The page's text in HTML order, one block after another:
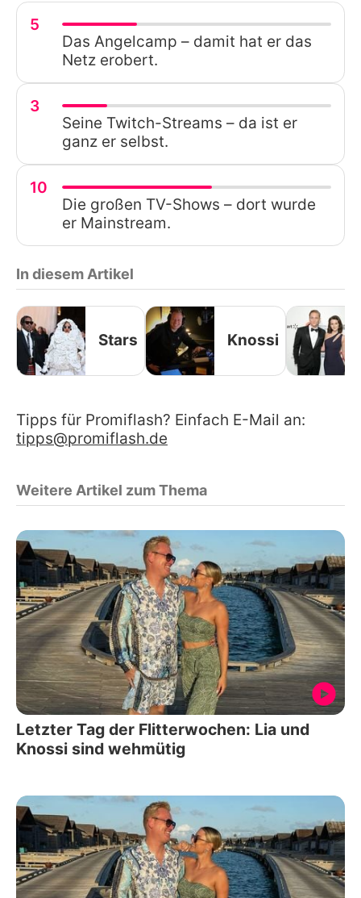
5
Das Angelcamp – damit hat er das
Netz erobert.
3
Seine Twitch-Streams – da ist er
ganz er selbst.
10
Die großen TV-Shows – dort wurde
er Mainstream.
In diesem Artikel
Stars Knossi
Tipps für Promiflash? Einfach E-Mail an:
tipps@promiflash.de
Weitere Artikel zum Thema
Letzter Tag der Flitterwochen: Lia und
Knossi sind wehmütig